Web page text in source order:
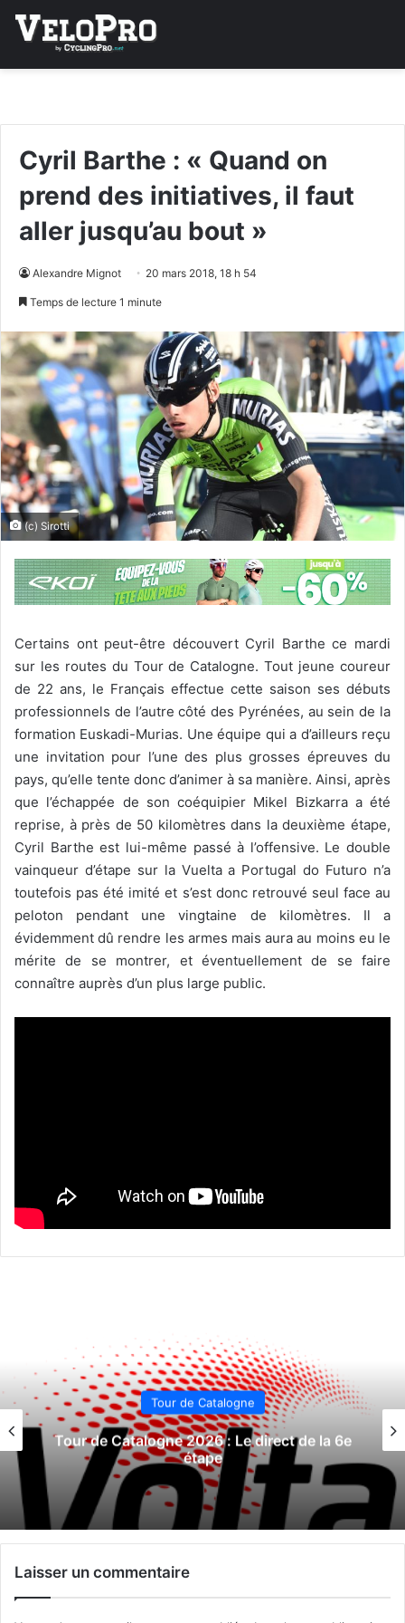
Cyril Barthe : « Quand on
prend des initiatives, il faut
aller jusqu’au bout »
Alexandre Mignot 20 mars 2018, 18 h 54
Temps de lecture 1 minute
(c) Sirotti
Certains ont peut-être découvert Cyril Barthe ce mardi
sur les routes du Tour de Catalogne. Tout jeune coureur
de 22 ans, le Français effectue cette saison ses débuts
professionnels de l’autre côté des Pyrénées, au sein de la
formation Euskadi-Murias. Une équipe qui a d’ailleurs reçu
une invitation pour l’une des plus grosses épreuves du
pays, qu’elle tente donc d’animer à sa manière. Ainsi, après
que l’échappée de son coéquipier Mikel Bizkarra a été
reprise, à près de 50 kilomètres dans la deuxième étape,
Cyril Barthe est lui-même passé à l’offensive. Le double
vainqueur d’étape sur la Vuelta a Portugal do Futuro n’a
toutefois pas été imité et s’est donc retrouvé seul face au
peloton pendant une vingtaine de kilomètres. Il a
évidemment dû rendre les armes mais aura au moins eu le
mérite de se montrer, et éventuellement de se faire
connaître auprès d’un plus large public.
Tour de Catalogne
Tour de Catalogne 2026 : Le direct de la 6e
étape
Laisser un commentaire